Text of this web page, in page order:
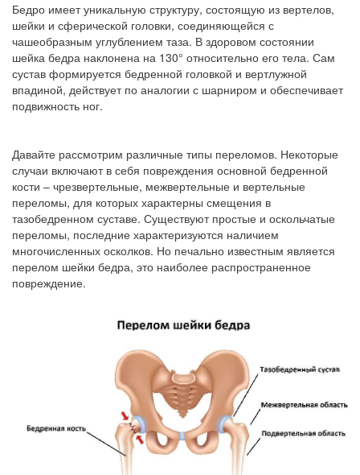
Бедро имеет уникальную структуру, состоящую из вертелов,
шейки и сферической головки, соединяющейся с
чашеобразным углублением таза. В здоровом состоянии
шейка бедра наклонена на 130° относительно его тела. Сам
сустав формируется бедренной головкой и вертлужной
впадиной, действует по аналогии с шарниром и обеспечивает
подвижность ног.
Давайте рассмотрим различные типы переломов. Некоторые
случаи включают в себя повреждения основной бедренной
кости – чрезвертельные, межвертельные и вертельные
переломы, для которых характерны смещения в
тазобедренном суставе. Существуют простые и оскольчатые
переломы, последние характеризуются наличием
многочисленных осколков. Но печально известным является
перелом шейки бедра, это наиболее распространенное
повреждение.